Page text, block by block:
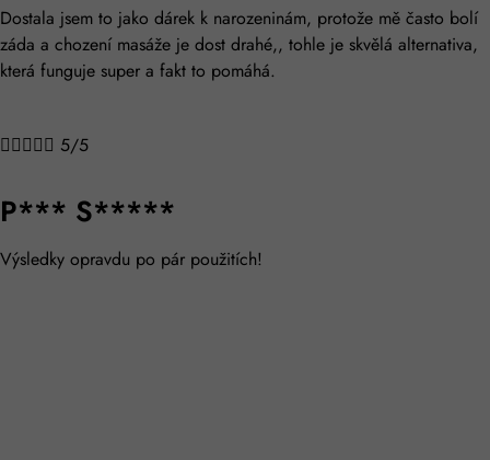
Dostala jsem to jako dárek k narozeninám, protože mě často bolí
záda a chození masáže je dost drahé,, tohle je skvělá alternativa,
která funguje super a fakt to pomáhá.
 5/5
P*** S*****
Výsledky opravdu po pár použitích!